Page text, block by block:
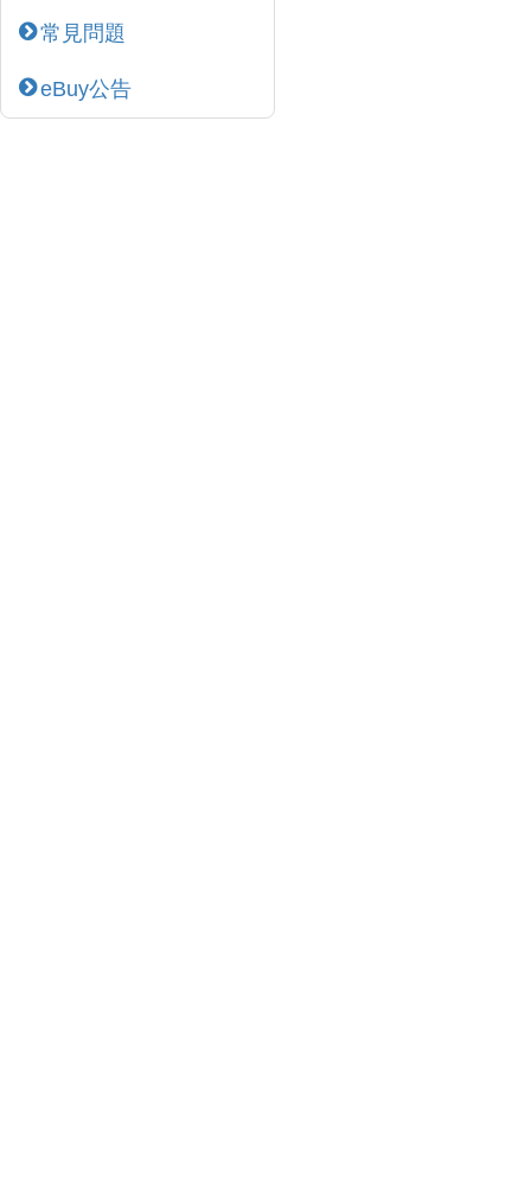
常見問題
eBuy公告